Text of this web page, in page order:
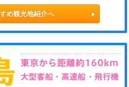
め観光地紹介へ